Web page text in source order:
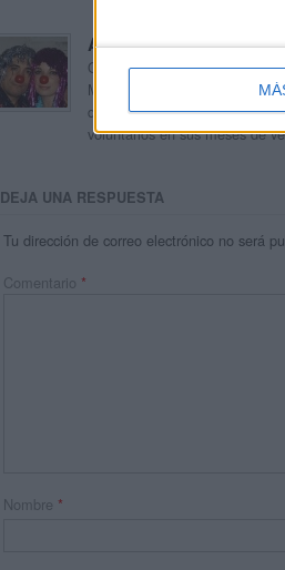
Acerca de
Orientación Andújar no es
Maribel, que además de ser
dentro del blog y en el cual,
voluntarios en sus meses de
DEJA UNA RESPUESTA
Tu dirección de correo electrónico no será
Comentario *
Nombre *